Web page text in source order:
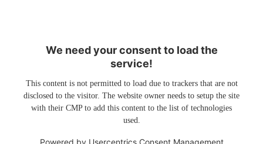
We need your consent to load the
service!
This content is not permitted to load due to trackers that are not
disclosed to the visitor. The website owner needs to setup the site
with their CMP to add this content to the list of technologies
used.